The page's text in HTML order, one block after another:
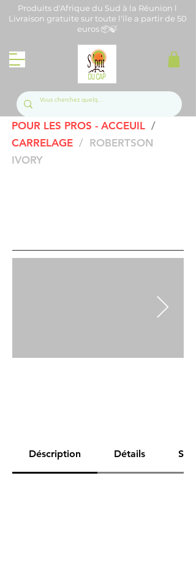
Produits d'Afrique du Sud à la Réunion l
Livraison gratuite sur toute l'île a partir de 50
euros 📦🍃
POUR LES PROS - ACCEUIL /
CARRELAGE / ROBERTSON
IVORY
Déscription Détails